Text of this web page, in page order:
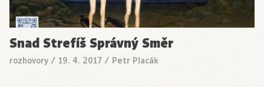
Snad Strefíš Správný Směr
rozhovory / 19. 4. 2017 / Petr Placák